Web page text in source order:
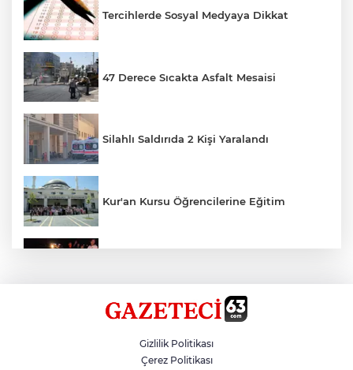
Tercihlerde Sosyal Medyaya Dikkat
47 Derece Sıcakta Asfalt Mesaisi
Silahlı Saldırıda 2 Kişi Yaralandı
Kur'an Kursu Öğrencilerine Eğitim
Siverek’te Mahmut Gülel Dönemi
Gizlilik Politikası
Çerez Politikası